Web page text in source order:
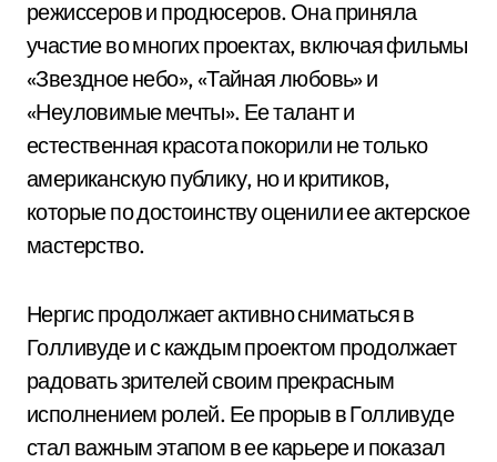
режиссеров и продюсеров. Она приняла
участие во многих проектах, включая фильмы
«Звездное небо», «Тайная любовь» и
«Неуловимые мечты». Ее талант и
естественная красота покорили не только
американскую публику, но и критиков,
которые по достоинству оценили ее актерское
мастерство.
Нергис продолжает активно сниматься в
Голливуде и с каждым проектом продолжает
радовать зрителей своим прекрасным
исполнением ролей. Ее прорыв в Голливуде
стал важным этапом в ее карьере и показал